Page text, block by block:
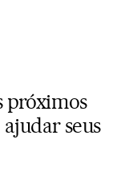
próximos
seus